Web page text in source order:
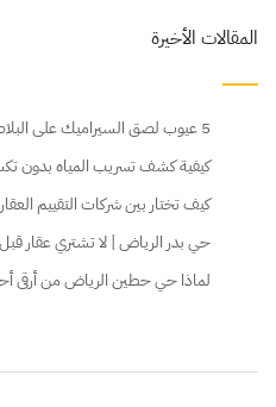
المقالات الأخيرة
5 عيوب لصق السيراميك على البلاط تندم عليها لاحقاً
كيفية كشف تسريب المياه بدون
كيف تختار بين شركات التقييم
حي بدر الرياض | لا تشتري عقار قبل
لماذا حي حطين الرياض من أرقى